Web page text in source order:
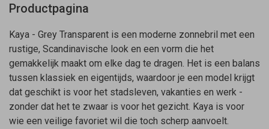
Productpagina
Kaya - Grey Transparent is een moderne zonnebril met een
rustige, Scandinavische look en een vorm die het
gemakkelijk maakt om elke dag te dragen. Het is een balans
tussen klassiek en eigentijds, waardoor je een model krijgt
dat geschikt is voor het stadsleven, vakanties en werk -
zonder dat het te zwaar is voor het gezicht. Kaya is voor
wie een veilige favoriet wil die toch scherp aanvoelt.